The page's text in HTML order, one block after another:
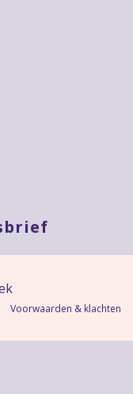
Voorwaarden & klachten